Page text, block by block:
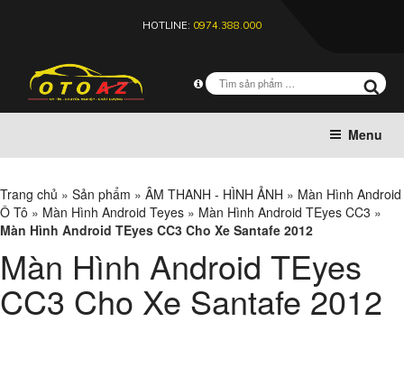
HOTLINE: 0974.388.000
Menu
Trang chủ » Sản phẩm » ÂM THANH - HÌNH ẢNH » Màn Hình Android
Ô Tô » Màn Hình Android Teyes » Màn Hình Android TEyes CC3 »
Màn Hình Android TEyes CC3 Cho Xe Santafe 2012
Màn Hình Android TEyes
CC3 Cho Xe Santafe 2012